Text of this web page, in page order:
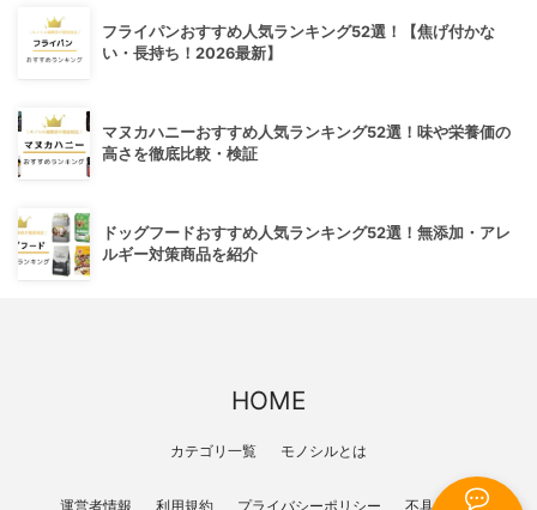
フライパンおすすめ人気ランキング52選！【焦げ付かな
い・長持ち！2026最新】
マヌカハニーおすすめ人気ランキング52選！味や栄養価の
高さを徹底比較・検証
ドッグフードおすすめ人気ランキング52選！無添加・アレ
ルギー対策商品を紹介
HOME
カテゴリ一覧 モノシルとは
運営者情報 利用規約 プライバシーポリシー 不具合報告